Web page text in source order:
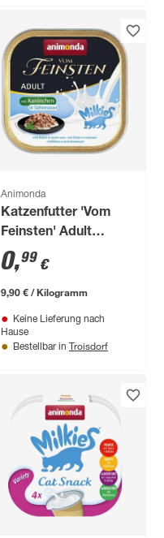
Animonda
Katzenfutter 'Vom
Feinsten' Adult
Kaninchen &
Sahn100 g
0,99 €
9,90 € / Kilogramm
Keine Lieferung nach
Hause
Bestellbar in Troisdorf